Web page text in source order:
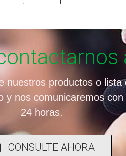
nuestros productos o lista
y nos comunicaremos
24 horas.
CONSULTE AHORA